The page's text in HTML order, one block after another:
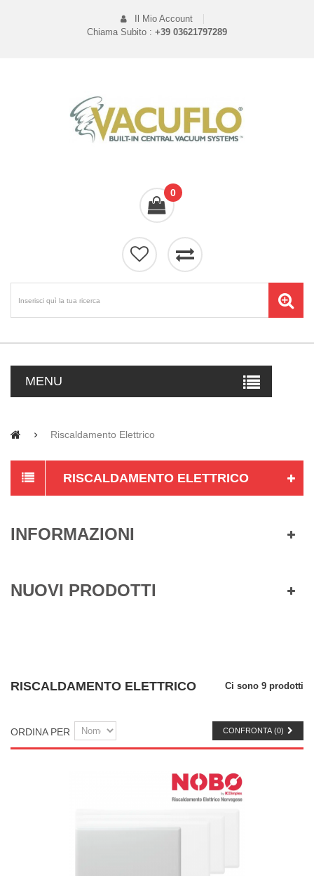
Il Mio Account
Chiama Subito : +39 03621797289
0
MENU
Riscaldamento Elettrico
RISCALDAMENTO ELETTRICO
INFORMAZIONI
NUOVI PRODOTTI
RISCALDAMENTO ELETTRICO Ci sono 9 prodotti
CONFRONTA (0)
ORDINA PER